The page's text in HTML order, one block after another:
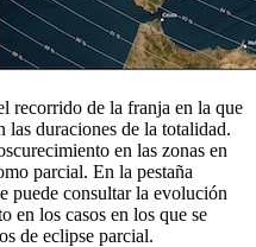
recorrido de la franja en la que
duraciones de la totalidad.
en las zonas en
parcial. En la pestaña
puede consultar la evolución
en los casos en los que se
de eclipse parcial.